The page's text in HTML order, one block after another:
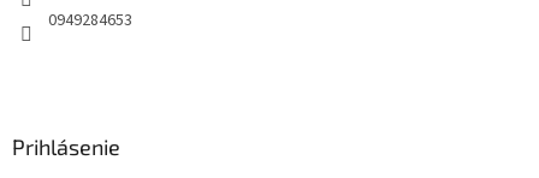
0949284653
Prihlásenie